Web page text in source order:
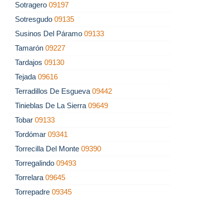
Sotragero 09197
Sotresgudo 09135
Susinos Del Páramo 09133
Tamarón 09227
Tardajos 09130
Tejada 09616
Terradillos De Esgueva 09442
Tinieblas De La Sierra 09649
Tobar 09133
Tordómar 09341
Torrecilla Del Monte 09390
Torregalindo 09493
Torrelara 09645
Torrepadre 09345